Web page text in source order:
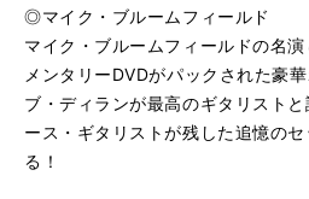
◎マイク・ブルームフィールド
マイク・ブルームフィールドの名
メンタリーDVDがパックされた豪
ブ・ディランが最高のギタリスト
ース・ギタリストが残した追憶の
る！